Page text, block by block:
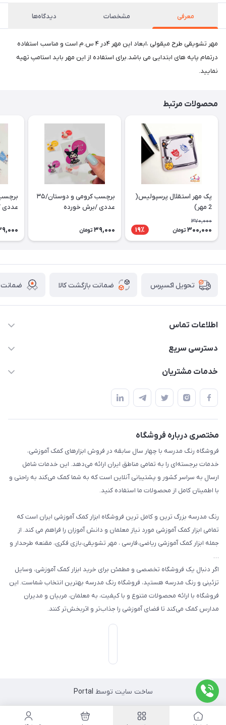
معرفی مشخصات دیدگاه‌ها
مهر تشویقی طرح میقولی ،ابعاد این مهر ۴در ۴ س.م است و مناسب استفاده
درتمام پایه های ابتدایی می باشد.برای استفاده از این مهر باید استامپ تهیه
نمایید.
محصولات مرتبط
پک مهر استقلال پرسپولیس(
2 مهر)
370,000
300,000 تومان 19٪
برچسب کرومی و دوستان/۳۵
عددی /برش خورده
39,000 تومان
عددی
تحویل اکسپرس ضمانت بازگشت کالا ضمانت
اطلاعات تماس
02136781755
دسترسی سریع
پلنر و دفتر
استایل معلم و دانش آموز
بازی و نمایش
تزئین کلاس
طرح های تشویقی
گیفت ها و جوایز
سایر محصولات
خدمات مشتریان
قوانین و مقررات
حریم خصوصی
مختصری درباره فروشگاه
فروشگاه رنگ مدرسه با چهار سال سابقه در فروش ابزارهای کمک آموزشی،
خدمات برجسته‌ای را به تمامی مناطق ایران ارائه می‌دهد. این خدمات شامل
ارسال به سراسر کشور و پشتیبانی آنلاین است که به شما کمک می‌کند به راحتی و
با اطمینان کامل از محصولات ما استفاده کنید.
رنگ مدرسه بزرگ ترین و کامل ترین فروشگاه ابزار کمک آموزشی ایران است که
تمامی ابزار کمک آموزشی مورد نیاز معلمان و دانش آموزان را فراهم می کند. از
جمله ابزار کمک آموزشی ریاضی،فارسی ، مهر تشویقی،بازی فکری، مقنعه طرحدار و
…
اگر دنبال یک فروشگاه تخصصی و مطمئن برای خرید ابزار کمک آموزشی، وسایل
تزئینی و رنگ مدرسه هستید، فروشگاه رنگ مدرسه بهترین انتخاب شماست. این
فروشگاه با ارائه محصولات متنوع و با کیفیت، به معلمان، مربیان و مدیران
مدارس کمک می‌کند تا فضای آموزشی را جذاب‌تر و اثربخش‌تر کنند.
ساخت سایت توسط Portal